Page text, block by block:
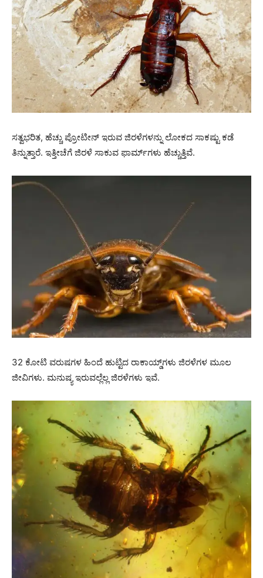
ಸತ್ವಭರಿತ, ಹೆಚ್ಚು ಪ್ರೋಟೀನ್ ಇರುವ ಜಿರಳೆಗಳನ್ನು ಲೋಕದ ಸಾಕಷ್ಟು ಕಡೆ
ತಿನ್ನುತ್ತಾರೆ. ಇತ್ತೀಚೆಗೆ ಜಿರಳೆ ಸಾಕುವ ಫಾರ್ಮ್‌ಗಳು ಹೆಚ್ಚುತ್ತಿವೆ.
32 ಕೋಟಿ ವರುಷಗಳ ಹಿಂದೆ ಹುಟ್ಟಿದ ರಾಕಾಯ್ಡ್‌ಗಳು ಜಿರಳೆಗಳ ಮೂಲ
ಜೀವಿಗಳು. ಮನುಷ್ಯ ಇರುವಲ್ಲೆಲ್ಲ ಜಿರಳೆಗಳು ಇವೆ.